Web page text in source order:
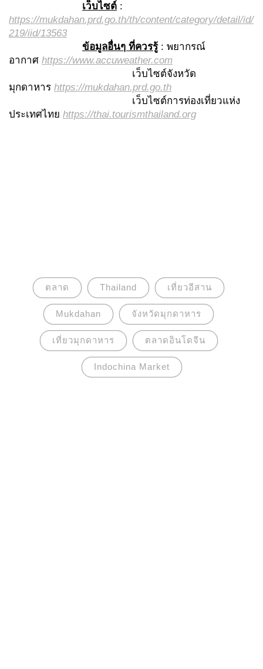
เว็บไซต์ :
https://mukdahan.prd.go.th/th/content/category/detail/id/
219/iid/13563
ข้อมูลอื่นๆ ที่ควรรู้: พยากรณ์
อากาศ https://www.accuweather.com
เว็บไซต์จังหวัด
มุกดาหาร https://mukdahan.prd.go.th
เว็บไซต์การท่องเที่ยวแห่ง
ประเทศไทย https://thai.tourismthailand.org
ตลาด Thailand เที่ยวอีสาน
Mukdahan จังหวัดมุกดาหาร
เที่ยวมุกดาหาร ตลาดอินโดจีน
Indochina Market